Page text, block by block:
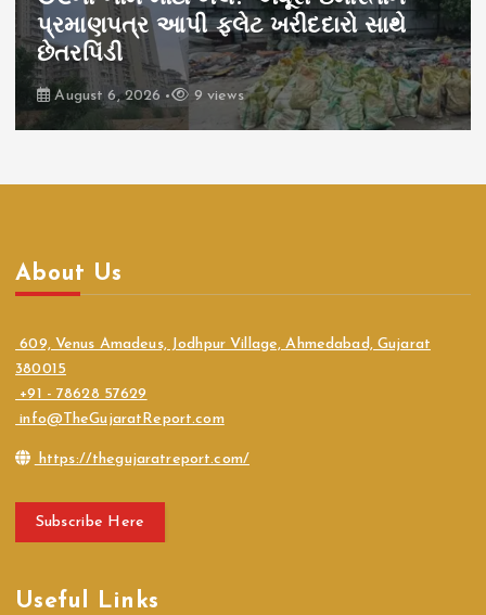
પ્રમાણપત્ર આપી ફ્લેટ ખરીદદારો સાથે
છેતરપિંડી
August 6, 2026 9 views
About Us
609, Venus Amadeus, Jodhpur Village, Ahmedabad, Gujarat
380015
+91 - 78628 57629
info@TheGujaratReport.com
https://thegujaratreport.com/
Subscribe Here
Useful Links